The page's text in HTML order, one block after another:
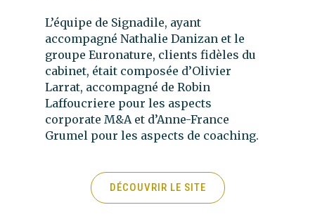
L’équipe de Signadile, ayant
accompagné Nathalie Danizan et le
groupe Euronature, clients fidèles du
cabinet, était composée d’Olivier
Larrat, accompagné de Robin
Laffoucriere pour les aspects
corporate M&A et d’Anne-France
Grumel pour les aspects de coaching.
DÉCOUVRIR LE SITE